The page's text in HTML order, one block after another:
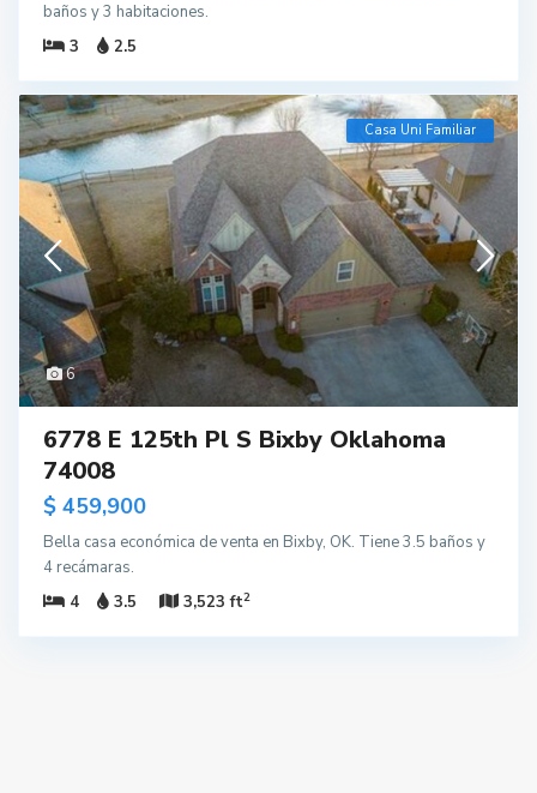
baños y 3 habitaciones.
3
2.5
6
Casa Uni Familiar
6778 E 125th Pl S Bixby Oklahoma
74008
$ 459,900
Bella casa económica de venta en Bixby, OK. Tiene 3.5 baños y
4 recámaras.
4
3.5 3,523 ft2